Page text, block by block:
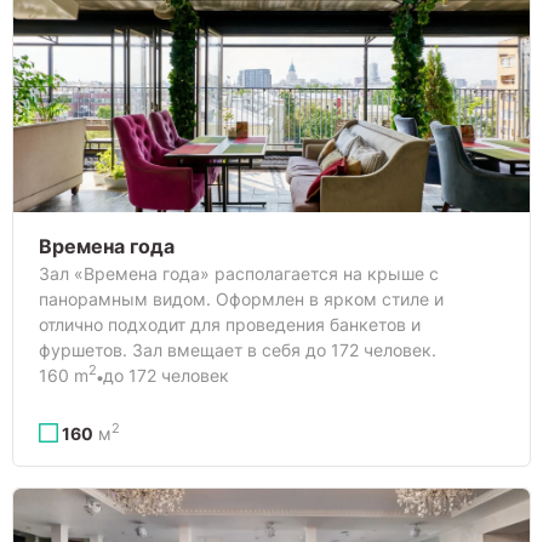
Времена года
Зал «Времена года» располагается на крыше с
панорамным видом. Оформлен в ярком стиле и
отлично подходит для проведения банкетов и
фуршетов. Зал вмещает в себя до 172 человек.
160 m2 до 172 человек
160 м2